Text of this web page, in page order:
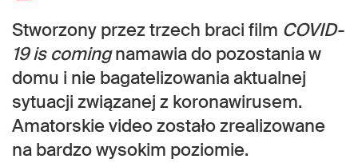
Stworzony przez trzech braci film COVID-
19 is comingnamawia do pozostania w
domu i nie bagatelizowania aktualnej
sytuacji związanej z koronawirusem.
Amatorskie video zostało zrealizowane
na bardzo wysokim poziomie.